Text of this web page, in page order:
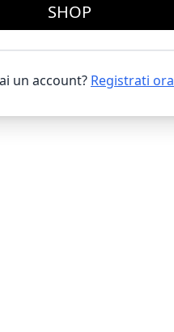
SHOP
un account? Registrati ora